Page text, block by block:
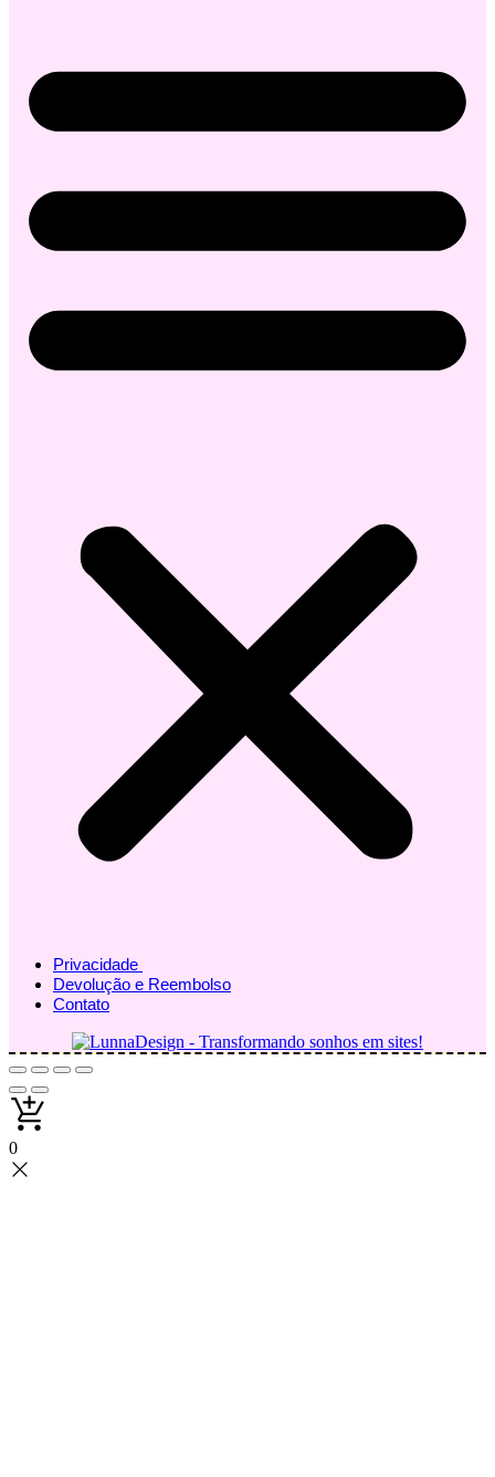
Privacidade
Devolução e Reembolso
Contato
0